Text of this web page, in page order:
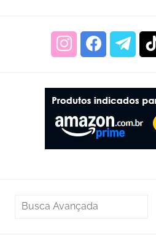
PESQUISAR